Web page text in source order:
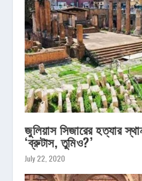
জুলিয়াস সিজারের হত্যার
‘ব্রুটাস, তুমিও?’
July 22, 2020